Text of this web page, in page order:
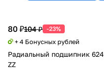
80 ₽104 ₽ -23%
+ 4 Бонусных рублей
Радиальный подшипник 624
ZZ